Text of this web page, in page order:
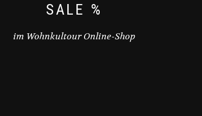
SALE %
im Wohnkultour Online-Shop